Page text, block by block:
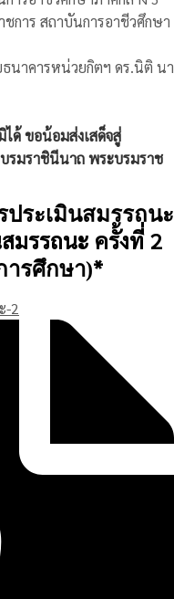
การ สถาบันการอาชีวศึกษา
นาคารหน่วยกิตฯ ดร.นิติ นา
ด้ ขอน้อมส่งเสด็จสู่
รมราชินีนาถ พระบรมราช
ประเมินสมรรถนะ
มรรถนะ ครั้งที่ 2
รศึกษา)*
-2